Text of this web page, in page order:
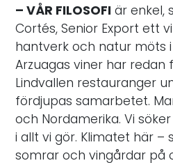
– VÅR FILOSOFI
är enkel,
Cortés, Senior Export ett
hantverk och natur möts i
Arzuagas viner har redan
Lindvallen restauranger
fördjupas samarbetet.
och Nordamerika. Vi
i allt vi gör. Klimatet här –
somrar och vingårdar på